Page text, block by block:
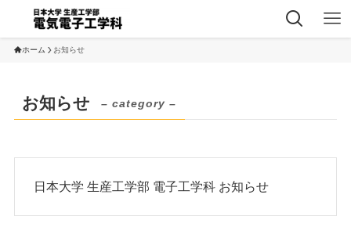
ホーム お知らせ
お知らせ – category –
日本大学 生産工学部 電子工学科 お知らせ